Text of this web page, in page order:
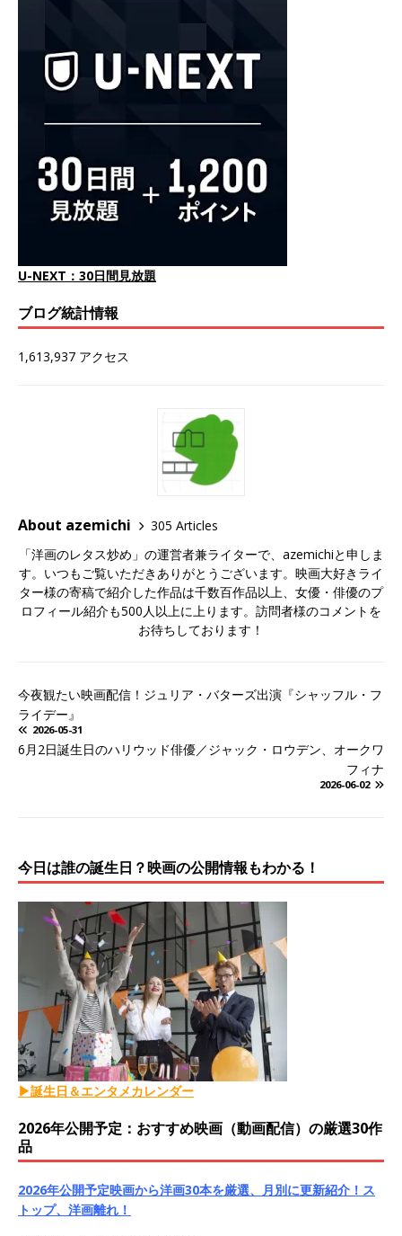
U-NEXT：30日間見放題
ブログ統計情報
1,613,937 アクセス
About azemichi
305 Articles
「洋画のレタス炒め」の運営者兼ライターで、azemichiと申しま
す。いつもご覧いただきありがとうございます。映画大好きライ
ター様の寄稿で紹介した作品は千数百作品以上、女優・俳優のプ
ロフィール紹介も500人以上に上ります。訪問者様のコメントを
お待ちしております！
今夜観たい映画配信！ジュリア・バターズ出演『シャッフル・フ
ライデー』
2026-05-31
6月2日誕生日のハリウッド俳優／ジャック・ロウデン、オークワ
フィナ
2026-06-02
今日は誰の誕生日？映画の公開情報もわかる！
▶誕生日＆エンタメカレンダー
2026年公開予定：おすすめ映画（動画配信）の厳選30作
品
2026年公開予定映画から洋画30本を厳選、月別に更新紹介！ス
トップ、洋画離れ！